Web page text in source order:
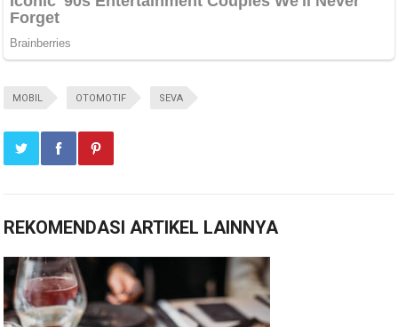
MOBIL OTOMOTIF SEVA
REKOMENDASI ARTIKEL LAINNYA